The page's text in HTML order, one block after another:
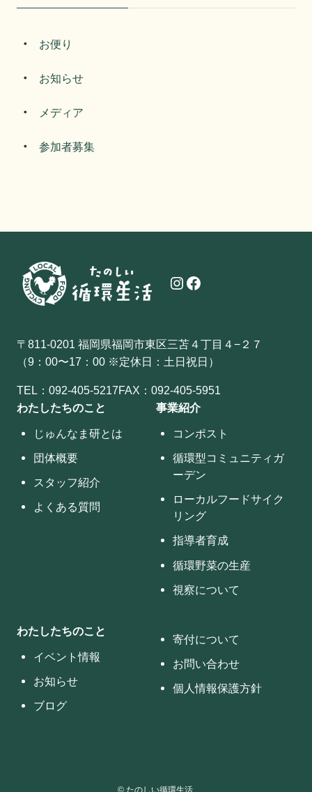
お便り
お知らせ
メディア
参加者募集
Instagram Facebook
〒811-0201 福岡県福岡市東区三苫４丁目４−２７
（9：00〜17：00 ※定休日：土日祝日）
TEL：092-405-5217FAX：092-405-5951
わたしたちのこと
じゅんなま研とは
団体概要
スタッフ紹介
よくある質問
事業紹介
コンポスト
循環型コミュニティガ
ーデン
ローカルフードサイク
リング
指導者育成
循環野菜の生産
視察について
わたしたちのこと
イベント情報
お知らせ
ブログ
寄付について
お問い合わせ
個人情報保護方針
©たのしい循環生活.